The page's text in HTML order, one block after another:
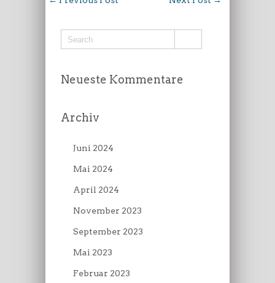
Neueste Kommentare
Archiv
Juni 2024
Mai 2024
April 2024
November 2023
September 2023
Mai 2023
Februar 2023